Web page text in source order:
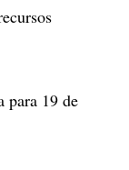
para 19 de